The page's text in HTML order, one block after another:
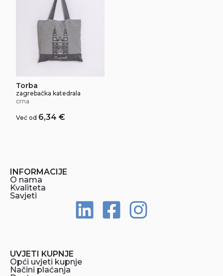
Torba
zagrebačka katedrala
crna
Već od 6,34€
INFORMACIJE
O nama
Kvaliteta
Savjeti
UVJETI KUPNJE
Opći uvjeti kupnje
Načini plaćanja